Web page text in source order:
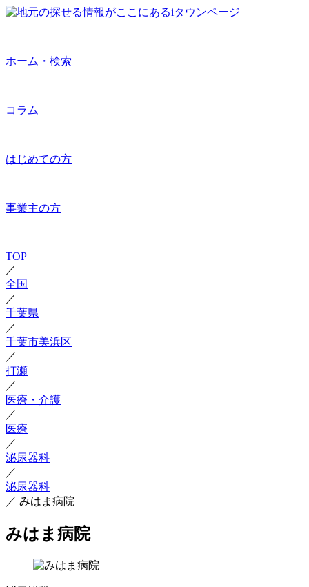
ホーム・検索
コラム
はじめての方
事業主の方
TOP
／
全国
／
千葉県
／
千葉市美浜区
／
打瀬
／
医療・介護
／
医療
／
泌尿器科
／
泌尿器科
／ みはま病院
みはま病院